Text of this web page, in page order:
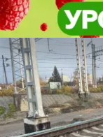
В
Общество В
Общество
теме